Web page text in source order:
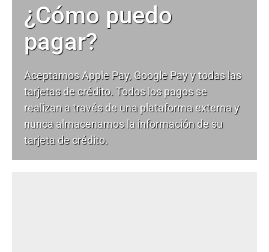
¿Cómo puedo
pagar?
Aceptamos Apple Pay, Google Pay y todas las
tarjetas de crédito. Todos los pagos se
realizan a través de una plataforma externa y
nunca almacenamos la información de su
tarjeta de crédito.